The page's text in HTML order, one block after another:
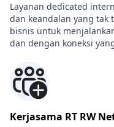
Layanan dedicated
dan keandalan yang tak
bisnis untuk
dan dengan koneksi
Kerjasama RT RW